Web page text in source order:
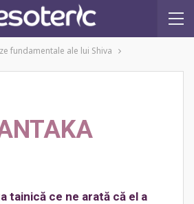
fundamentale ale lui Shiva
tainică ce ne arată că el a